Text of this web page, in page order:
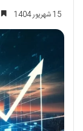
15 شهریور 1404